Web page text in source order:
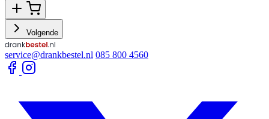
Volgende
service@drankbestel.nl 085 800 4560